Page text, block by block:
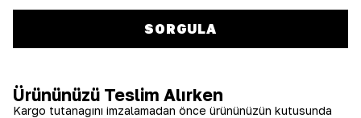
SORGULA
Ürününüzü Teslim Alırken
Kargo tutanağını imzalamadan önce ürününüzün kutusunda